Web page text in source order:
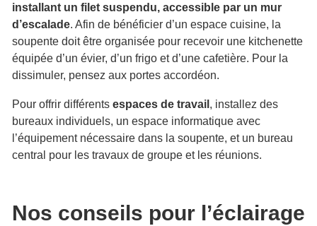
installant un filet suspendu, accessible par un mur
d’escalade. Afin de bénéficier d’un espace cuisine, la
soupente doit être organisée pour recevoir une kitchenette
équipée d’un évier, d’un frigo et d’une cafetière. Pour la
dissimuler, pensez aux portes accordéon.
Pour offrir différents espaces de travail , installez des
bureaux individuels, un espace informatique avec
l’équipement nécessaire dans la soupente, et un bureau
central pour les travaux de groupe et les réunions.
Nos conseils pour l’éclairage